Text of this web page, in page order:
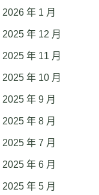
2026 年 1 月
2025 年 12 月
2025 年 11 月
2025 年 10 月
2025 年 9 月
2025 年 8 月
2025 年 7 月
2025 年 6 月
2025 年 5 月